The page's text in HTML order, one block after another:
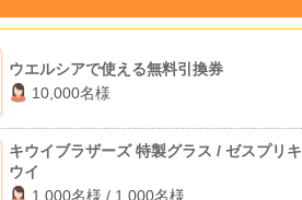
ウエルシアで使える無料引換券
10,000名様
キウイブラザーズ 特製グラス / ゼスプリキ
ウイ
1,000名様 / 1,000名様